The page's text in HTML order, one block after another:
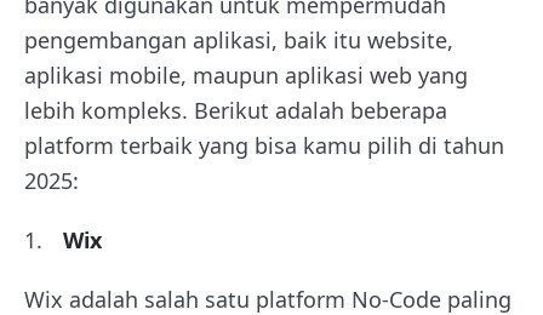
pengembangan aplikasi, baik itu website,
aplikasi mobile, maupun aplikasi web yang
lebih kompleks. Berikut adalah beberapa
platform terbaik yang bisa kamu pilih di tahun
2025:
Wix
Wix adalah salah satu platform No-Code paling